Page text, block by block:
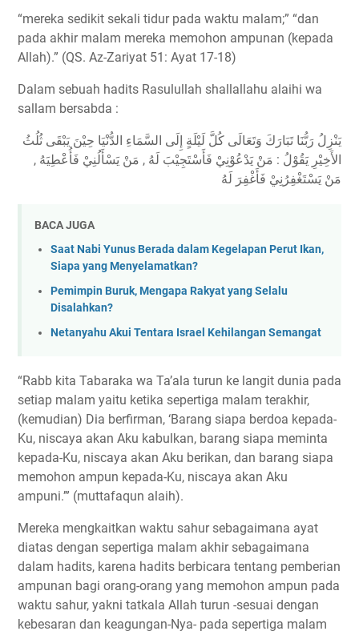
“mereka sedikit sekali tidur pada waktu malam;” “dan
pada akhir malam mereka memohon ampunan (kepada
Allah).” (QS. Az-Zariyat 51: Ayat 17-18)
Dalam sebuah hadits Rasulullah shallallahu alaihi wa
sallam bersabda :
ﻳَﻨْﺰِﻝُ ﺭَﺑُّﻨَﺎ ﺗَﺒَﺎﺭَﻙَ ﻭَﺗَﻌَﺎﻟَﻰ ﻛُﻞَّ ﻟَﻴْﻠَﺔٍ ﺇِﻟَﻰ ﺍﻟﺴَّﻤَﺎﺀِ ﺍﻟﺪُّﻧْﻴَﺎ ﺣِﻴْﻦَ ﻳَﺒْﻘَﻰ ﺛُﻠُﺚُ
ﺍﻷَﺧِﻴْﺮِ ﻳَﻘُﻮْﻝُ : ﻣَﻦْ ﻳَﺪْﻋُﻮْﻧِﻲْ ﻓَﺄَﺳْﺘَﺠِﻴْﺐَ ﻟَﻪُ , ﻣَﻦْ ﻳَﺴْﺄَﻟُﻨِﻲْ ﻓَﺄُﻋْﻄِﻴَﻪُ ,
ﻣَﻦْ ﻳَﺴْﺘَﻐْﻔِﺮُﻧِﻲْ ﻓَﺄَﻏْﻔِﺮَ ﻟَﻪُ
BACA JUGA
Saat Nabi Yunus Berada dalam Kegelapan Perut Ikan,
Siapa yang Menyelamatkan?
Pemimpin Buruk, Mengapa Rakyat yang Selalu
Disalahkan?
Netanyahu Akui Tentara Israel Kehilangan Semangat
“Rabb kita Tabaraka wa Ta’ala turun ke langit dunia pada
setiap malam yaitu ketika sepertiga malam terakhir,
(kemudian) Dia berfirman, ‘Barang siapa berdoa kepada-
Ku, niscaya akan Aku kabulkan, barang siapa meminta
kepada-Ku, niscaya akan Aku berikan, dan barang siapa
memohon ampun kepada-Ku, niscaya akan Aku
ampuni.’” (muttafaqun alaih).
Mereka mengkaitkan waktu sahur sebagaimana ayat
diatas dengan sepertiga malam akhir sebagaimana
dalam hadits, karena hadits berbicara tentang pemberian
ampunan bagi orang-orang yang memohon ampun pada
waktu sahur, yakni tatkala Allah turun -sesuai dengan
kebesaran dan keagungan-Nya- pada sepertiga malam